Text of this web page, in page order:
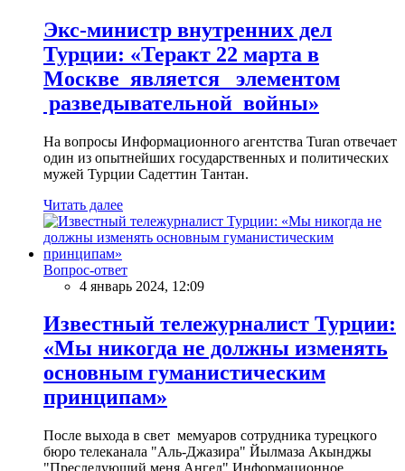
Экс-министр внутренних дел
Турции: «Теракт 22 марта в
Москве является элементом
разведывательной войны»
На вопросы Информационного агентства Turan отвечает
один из опытнейших государственных и политических
мужей Турции Садеттин Тантан.
Читать далее
Вопрос-ответ
4 январь 2024, 12:09
Известный тележурналист Турции:
«Мы никогда не должны изменять
основным гуманистическим
принципам»
После выхода в свет мемуаров сотрудника турецкого
бюро телеканала "Аль-Джазира" Йылмаза Акынджы